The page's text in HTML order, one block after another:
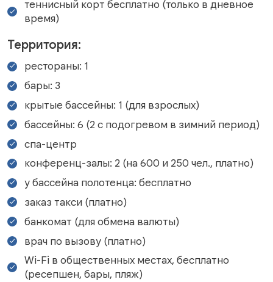
теннисный корт бесплатно (только в дневное
время)
Территория:
рестораны: 1
бары: 3
крытые бассейны: 1 (для взрослых)
бассейны: 6 (2 с подогревом в зимний период)
спа-центр
конференц-залы: 2 (на 600 и 250 чел., платно)
у бассейна полотенца: бесплатно
заказ такси (платно)
банкомат (для обмена валюты)
врач по вызову (платно)
Wi-Fi в общественных местах, бесплатно
(ресепшен, бары, пляж)